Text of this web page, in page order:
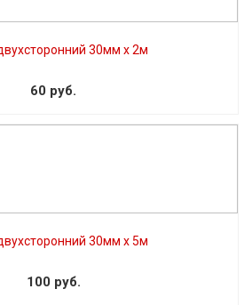
30мм x 2м
60 руб.
30мм х 5м
100 руб.